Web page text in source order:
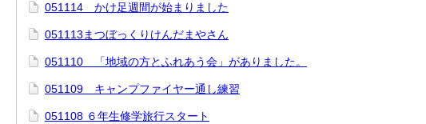
051114 かけ足週間が始まりました
051113まつぼっくりけんだまやさん
051110 「地域の方とふれあう会」がありました。
051109 キャンプファイヤー通し練習
051108 ６年生修学旅行スタート